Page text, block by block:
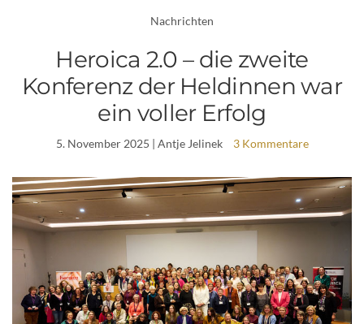
Nachrichten
Heroica 2.0 – die zweite
Konferenz der Heldinnen war
ein voller Erfolg
5. November 2025 | Antje Jelinek 3 Kommentare